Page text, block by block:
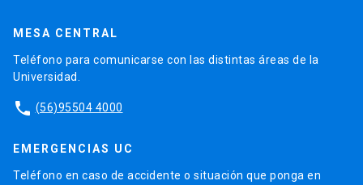
MESA CENTRAL
Teléfono para comunicarse con las distintas áreas de la
Universidad.
phone (56)95504 4000
EMERGENCIAS UC
Teléfono en caso de accidente o situación que ponga en